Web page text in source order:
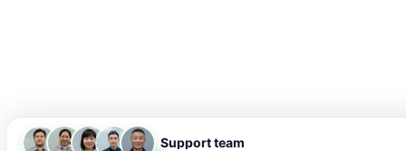
Support team